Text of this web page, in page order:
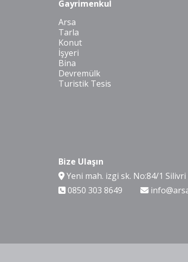
Gayrimenkul
Arsa
Tarla
Konut
İşyeri
Bina
Devremülk
Turistik Tesis
Bize Ulaşın
Yeni mah. izgi sk. No:84/1
0850 303 8649